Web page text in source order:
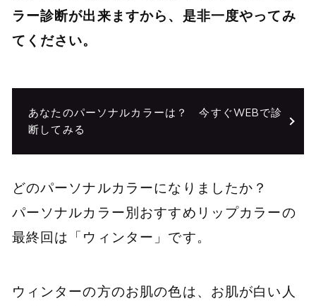
ラー診断が出来ますから、是非一度やってみ
てください。
あなたのパーソナルカラーは？ 今すぐWEBで診
断してみる
どのパーソナルカラーになりましたか？
パーソナルカラー別おすすめリップカラーの
最終回は「ウィンター」です。
ウィンターの方のお肌の色は、お肌が白い人